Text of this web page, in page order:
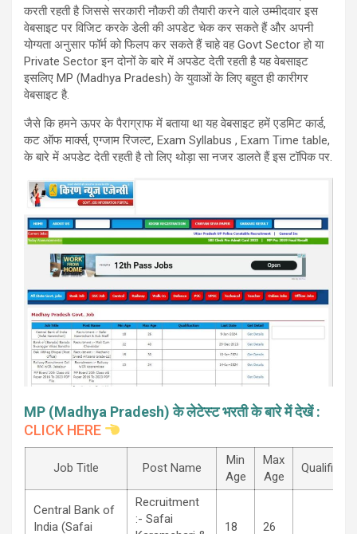
करती रहती है जिससे सरकारी नौकरी की तैयारी करने वाले उम्मीदवार इस
वेबसाइट पर विजिट करके डेली की अपडेट चेक कर सकते हैं और अपनी
योग्यता अनुसार फॉर्म को फिलप कर सकते हैं चाहे वह Govt Sector हो या
Private Sector इन दोनों के बारे में अपडेट देती रहती है यह वेबसाइट
इसलिए MP (Madhya Pradesh) के युवाओं के लिए बहुत ही कारीगर
वेबसाइट है.
जैसे कि हमने ऊपर के पैराग्राफ में बताया था यह वेबसाइट हमें एडमिट कार्ड,
कट ऑफ मार्क्स, एग्जाम रिजल्ट, Exam Syllabus , Exam Time table,
के बारे में अपडेट देती रहती है तो लिए थोड़ा सा नजर डालते हैं इस टॉपिक पर.
MP (Madhya Pradesh) के लेटेस्ट भरती के बारे में देखें :
CLICK HERE
Job Title Post Name
Min
Age
Max
Age
Central Bank of
India (Safai
Recruitment
:- Safai
18 26